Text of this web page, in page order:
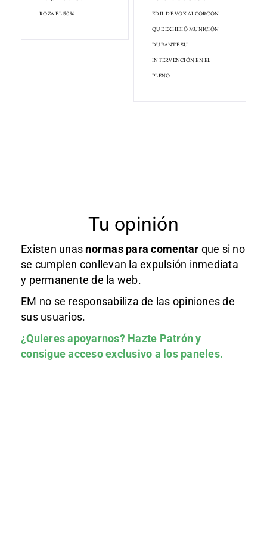
ROZA EL 50% EDIL DE VOX ALCORCÓN
QUE EXHIBIÓ MUNICIÓN
DURANTE SU
INTERVENCIÓN EN EL
PLENO
Tu opinión
Existen unas normas para comentar que si no
se cumplen conllevan la expulsión inmediata
y permanente de la web.
EM no se responsabiliza de las opiniones de
sus usuarios.
¿Quieres apoyarnos? Hazte Patróny
consigue acceso exclusivo a los paneles.